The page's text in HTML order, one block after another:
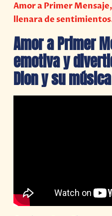
Amor a Primer
llenara de
Amor a Primer
emotiva y
Dion y su